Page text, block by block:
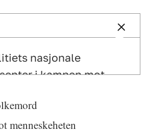
nasjonale
i kampen mot
yter bistand til
og har
menneskeheten